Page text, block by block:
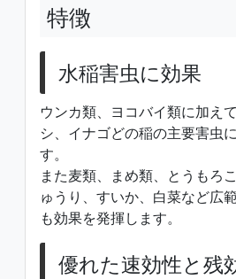
特徴
水稲害虫に効果
ウンカ類、ヨコバイ類に加え
シ、イナゴどの稲の主要害虫
す。
また麦類、まめ類、とうもろ
ゅうり、すいか、白菜など広
も効果を発揮します。
優れた速効性と残